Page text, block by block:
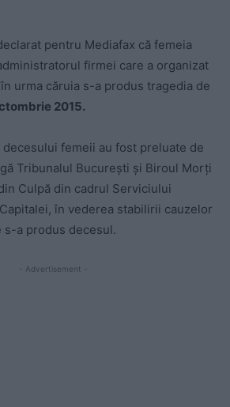
pentru Mediafax că femeia
firmei care a organizat
urma căruia s-a produs tragedia de
2015.
femeii au fost preluate de
Tribunalul București și Biroul Morți
Culpă din cadrul Serviciului
în vederea stabilirii cauzelor
a produs decesul.
- Advertisement -